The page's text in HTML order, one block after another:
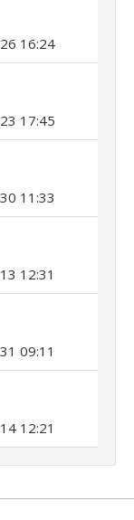
16:24
17:45
11:33
12:31
09:11
12:21